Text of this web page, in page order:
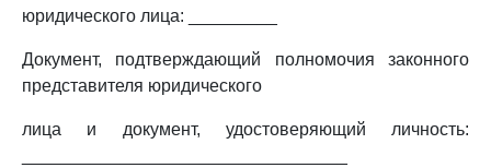
юридического лица: _________
Документ, подтверждающий полномочия законного
представителя юридического
лица и документ, удостоверяющий личность: